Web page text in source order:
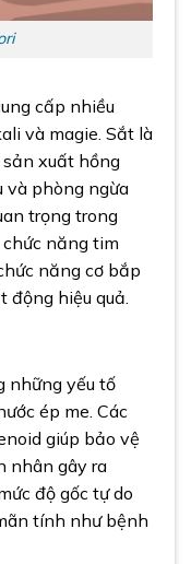
cấp nhiều
và magie. Sắt là
xuất hồng
và phòng ngừa
trọng trong
năng tim
năng cơ bắp
động hiệu quả.
những yếu tố
ép me. Các
giúp bảo vệ
nhân gây ra
độ gốc tự do
tính như bệnh